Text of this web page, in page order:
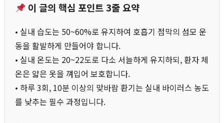
이 글의 핵심 포인트 3줄 요약
• 실내 습도는 50~60%로 유지하여 호흡기 점막의 섬모 운
동을 활발하게 만들어야 합니다.
• 실내 온도는 20~22도로 다소 서늘하게 유지하되, 환자 체
온은 얇은 옷을 껴입어 보호합니다.
• 하루 3회, 10분 이상의 맞바람 환기는 실내 바이러스 농도
를 낮추는 필수 과정입니다.